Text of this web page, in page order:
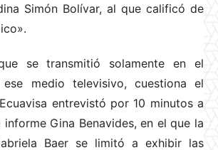
Simón Bolívar, al que calificó de
se transmitió solamente en el
medio televisivo, cuestiona el
entrevistó por 10 minutos a
Gina Benavides, en el que la
Baer se limitó a exhibir las